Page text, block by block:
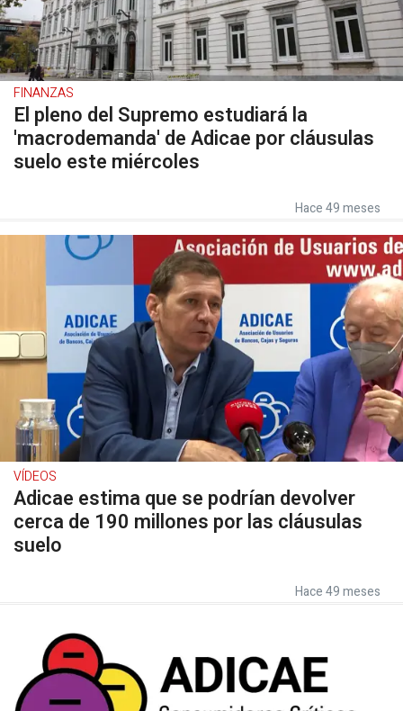
FINANZAS
El pleno del Supremo estudiará la
'macrodemanda' de Adicae por cláusulas
suelo este miércoles
Hace 49 meses
VÍDEOS
Adicae estima que se podrían devolver
cerca de 190 millones por las cláusulas
suelo
Hace 49 meses